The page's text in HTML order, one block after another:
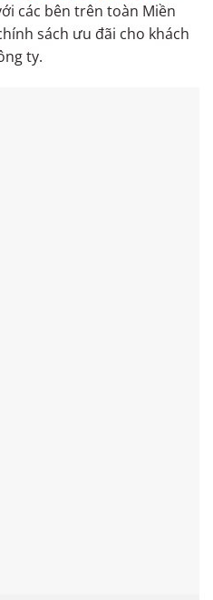
các bên trên toàn Miền
sách ưu đãi cho khách
ty.